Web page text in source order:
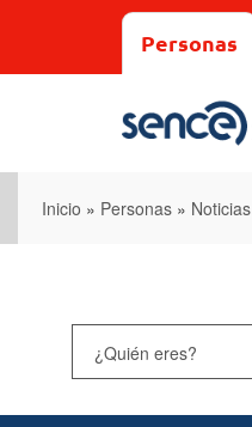
Personas
Inicio » Personas » Noticias